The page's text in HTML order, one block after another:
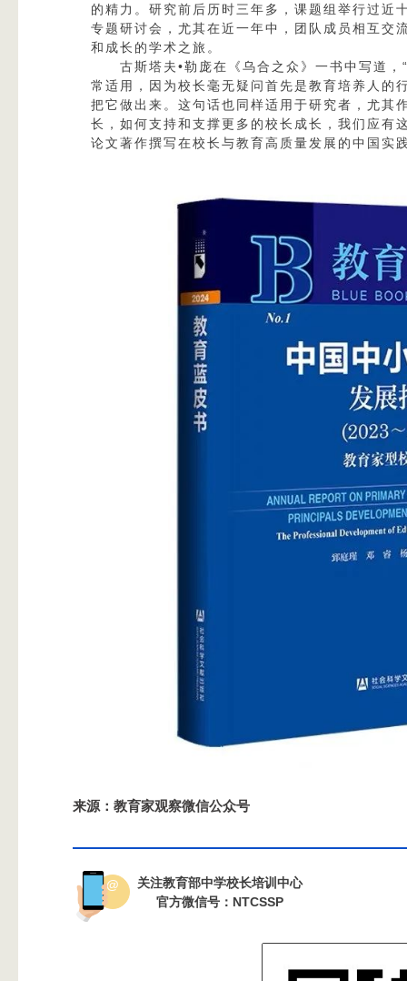
的精力。研究前后历时三年多，课题组举行过近
专题研讨会，尤其在近一年中，团队成员相互交
和成长的学术之旅。
古斯塔夫•勒庞在《乌合之众》一书中写道
常适用，因为校长毫无疑问首先是教育培养人的
把它做出来。这句话也同样适用于研究者，尤其
长，如何支持和支撑更多的校长成长，我们应有
论文著作撰写在校长与教育高质量发展的中国实
来源：教育家观察微信公众号
@
关注教育部中学校长培训中心
官方微信号：NTCSSP